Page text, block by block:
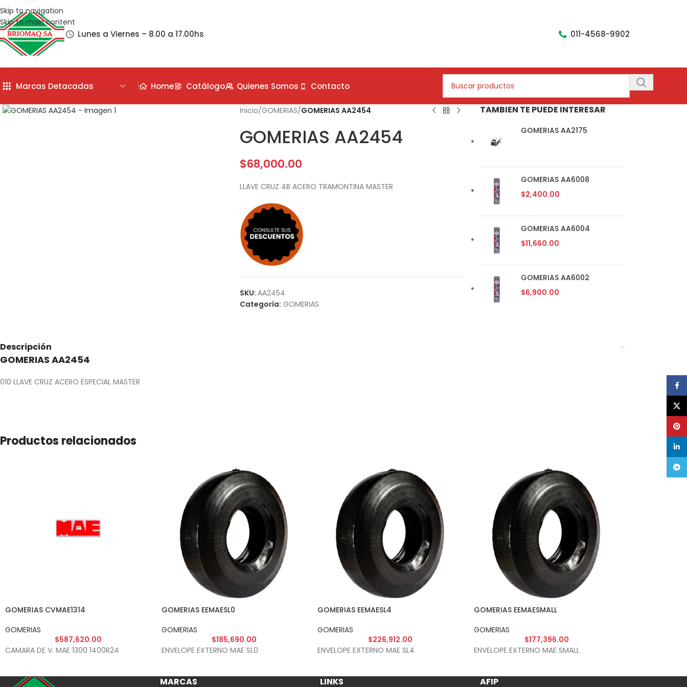
Skip to navigation
Skip to main content
Lunes a Viernes – 8.00 a 17.00hs 011-4568-9902
Marcas Detacadas Home Catálogo Quienes Somos Contacto
Inicio/GOMERIAS/GOMERIAS AA2454
GOMERIAS AA2454
$68,000.00
LLAVE CRUZ 4B ACERO TRAMONTINA MASTER
SKU:AA2454
Categoría: GOMERIAS
TAMBIEN TE PUEDE INTERESAR
GOMERIAS AA2175
GOMERIAS AA6008
$2,400.00
GOMERIAS AA6004
$11,660.00
GOMERIAS AA6002
$6,900.00
Descripción
GOMERIAS AA2454
010 LLAVE CRUZ ACERO ESPECIAL MASTER
Productos relacionados
GOMERIAS CVMAE1314
GOMERIAS
$587,620.00
CAMARA DE V. MAE 1300 1400R24
GOMERIAS EEMAESL0
GOMERIAS
$185,690.00
ENVELOPE EXTERNO MAE SL0
GOMERIAS EEMAESL4
GOMERIAS
$226,912.00
ENVELOPE EXTERNO MAE SL4
GOMERIAS EEMAESMALL
GOMERIAS
$177,396.00
ENVELOPE EXTERNO MAE SMALL
MARCAS LINKS AFIP